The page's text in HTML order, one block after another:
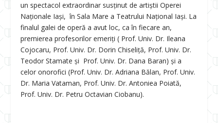
un spectacol extraordinar susținut de artiștii Operei
Naționale Iași, în Sala Mare a Teatrului Național Iași. La
finalul galei de operă a avut loc, ca în fiecare an,
premierea profesorilor emeriți ( Prof. Univ. Dr. Ileana
Cojocaru, Prof. Univ. Dr. Dorin Chiseliţă, Prof. Univ. Dr.
Teodor Stamate și Prof. Univ. Dr. Dana Baran) și a
celor onorofici (Prof. Univ. Dr. Adriana Bălan, Prof. Univ.
Dr. Maria Vataman, Prof. Univ. Dr. Antoniea Poiată,
Prof. Univ. Dr. Petru Octavian Ciobanu).